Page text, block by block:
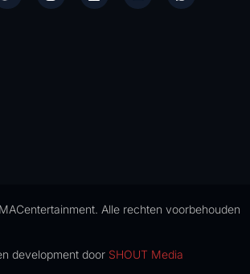
Alle rechten voorbehouden
development door SHOUT Media